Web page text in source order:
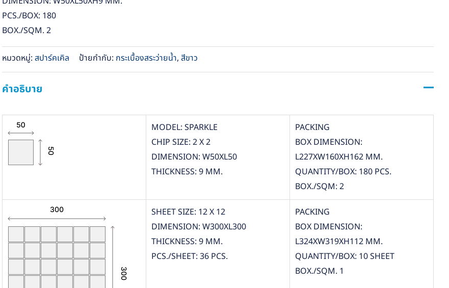
PCS./BOX: 180
BOX./SQM. 2
หมวดหมู่: สปาร์คเคิล ป้ายกำกับ: กระเบื้องสระว่ายน้ำ, สีขาว
คำอธิบาย
MODEL: SPARKLE
CHIP SIZE: 2 X 2
DIMENSION: W50XL50
THICKNESS: 9 MM.
PACKING
BOX DIMENSION:
L227XW160XH162 MM.
QUANTITY/BOX: 180 PCS.
BOX./SQM: 2
SHEET SIZE: 12 X 12
DIMENSION: W300XL300
THICKNESS: 9 MM.
PCS./SHEET: 36 PCS.
PACKING
BOX DIMENSION:
L324XW319XH112 MM.
QUANTITY/BOX: 10 SHEET
BOX./SQM. 1